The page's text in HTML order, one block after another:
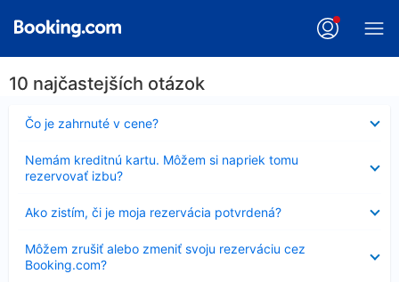
10 najčastejších otázok
Čo je zahrnuté v cene?
Nezobrazuje
sa
Nemám kreditnú kartu. Môžem si napriek tomu
rezervovať izbu?
sa
Ako zistím, či je moja rezervácia potvrdená?
sa
Môžem zrušiť alebo zmeniť svoju rezerváciu cez
Booking.com?
sa